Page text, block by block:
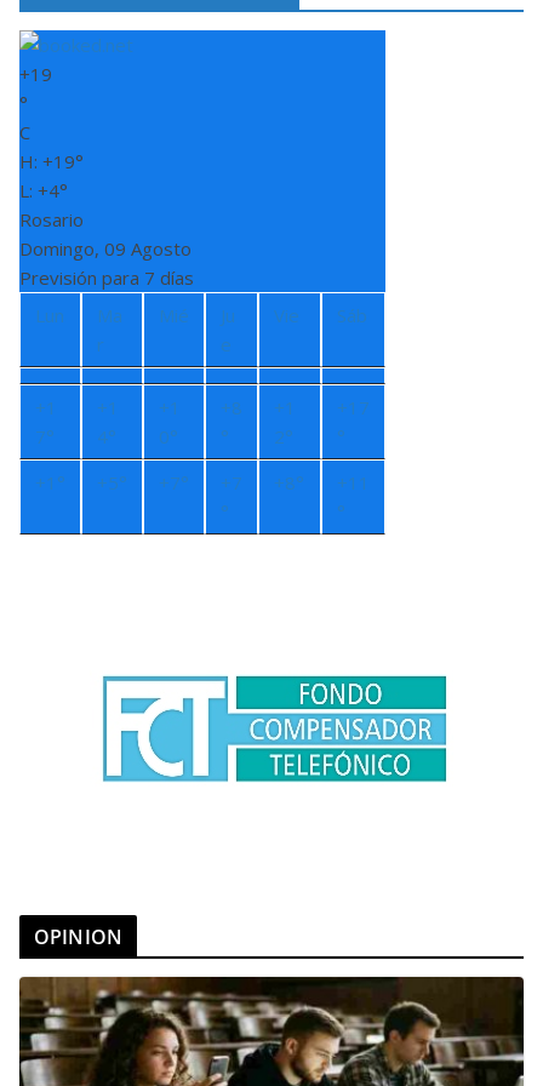
+19
°
C
H: +19°
L: +4°
Rosario
Domingo, 09 Agosto
Previsión para 7 días
Lun
Ma
r
Mié
Ju
e
Vie Sáb
+1
7°
+1
4°
+1
0°
+8
°
+1
2°
+17
°
+1° +5° +7° +7
°
+8° +11
°
OPINION